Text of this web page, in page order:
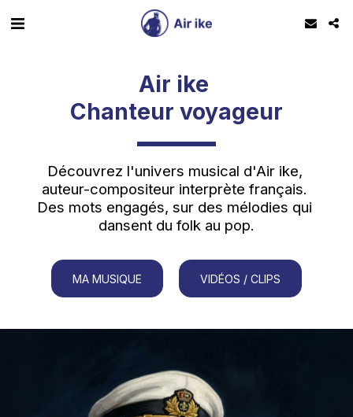
Air ike
Chanteur voyageur
Découvrez l'univers musical d'Air ike,
auteur-compositeur interprète français.
Des mots engagés, sur des mélodies qui
dansent du folk au pop.
MA MUSIQUE VIDÉOS / CLIPS